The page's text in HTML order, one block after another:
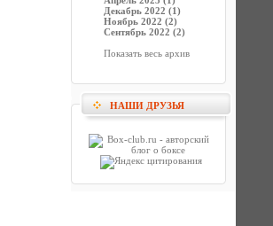
Декабрь 2022 (1)
Ноябрь 2022 (2)
Сентябрь 2022 (2)
Показать весь архив
НАШИ ДРУЗЬЯ